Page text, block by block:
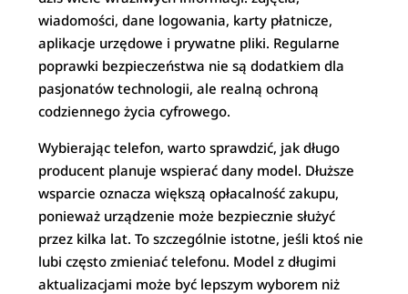
wiadomości, dane logowania, karty płatnicze,
aplikacje urzędowe i prywatne pliki. Regularne
poprawki bezpieczeństwa nie są dodatkiem dla
pasjonatów technologii, ale realną ochroną
codziennego życia cyfrowego.
Wybierając telefon, warto sprawdzić, jak długo
producent planuje wspierać dany model. Dłuższe
wsparcie oznacza większą opłacalność zakupu,
ponieważ urządzenie może bezpiecznie służyć
przez kilka lat. To szczególnie istotne, jeśli ktoś nie
lubi często zmieniać telefonu. Model z długimi
aktualizacjami może być lepszym wyborem niż